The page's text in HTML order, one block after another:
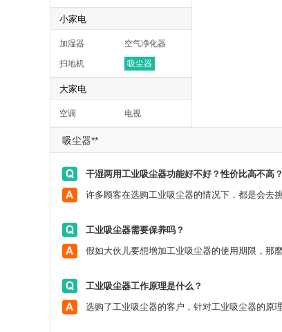
小家电
加湿器 空气净化器
扫地机 吸尘器
大家电
空调 电视
吸尘器**
干湿两用工业吸尘器功能好不好？性价比高不高？
工业吸尘器需要保养吗？
工业吸尘器工作原理是什么？